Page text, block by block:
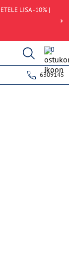
LISA -10% |
0
6309145